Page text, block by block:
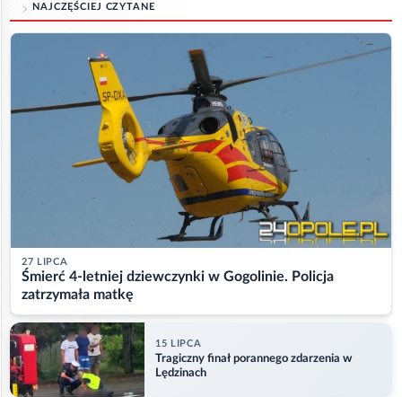
NAJCZĘŚCIEJ CZYTANE
27 LIPCA
Śmierć 4-letniej dziewczynki w Gogolinie. Policja
zatrzymała matkę
15 LIPCA
Tragiczny finał porannego zdarzenia w
Lędzinach